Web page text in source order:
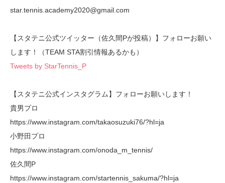
star.tennis.academy2020@gmail.com
【スタテニ公式ツイッター（佐久間Pが投稿）】フォローお願い
します！（TEAM STA割引情報あるかも）
Tweets by StarTennis_P
【スタテニ公式インスタグラム】フォローお願いします！
貴男プロ
https://www.instagram.com/takaosuzuki76/?hl=ja
小野田プロ
https://www.instagram.com/onoda_m_tennis/
佐久間P
https://www.instagram.com/startennis_sakuma/?hl=ja